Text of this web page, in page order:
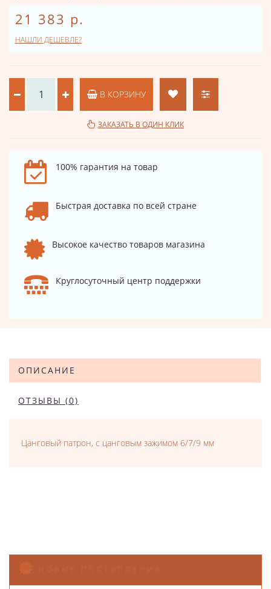
21 383 р.
НАШЛИ ДЕШЕВЛЕ?
В КОРЗИНУ
ЗАКАЗАТЬ В ОДИН КЛИК
100% гарантия на товар
Быстрая доставка по всей стране
Высокое качество товаров магазина
Круглосуточный центр поддержки
ОПИСАНИЕ
ОТЗЫВЫ (0)
Цанговый патрон, с цанговым зажимом 6/7/9 мм